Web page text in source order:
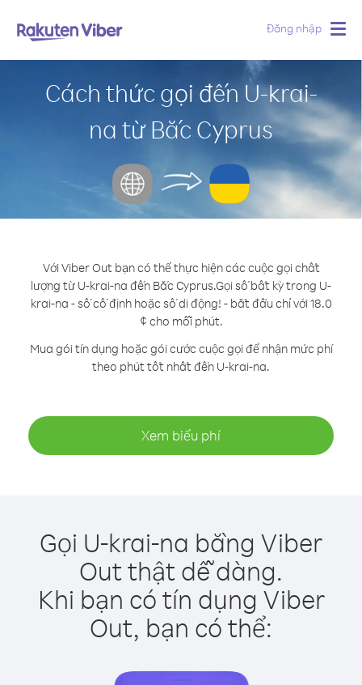
Đăng nhập
Cách thức gọi đến U-krai-
na từ Bắc Cyprus
Với Viber Out bạn có thể thực hiện các cuộc gọi chất
lượng từ U-krai-na đến Bắc Cyprus.Gọi số bất kỳ trong U-
krai-na - số cố định hoặc số di động! - bắt đầu chỉ với 18.0
¢ cho mỗi phút.
Mua gói tín dụng hoặc gói cước cuộc gọi để nhận mức phí
theo phút tốt nhất đến U-krai-na.
Xem biểu phí
Gọi U-krai-na bằng Viber
Out thật dễ dàng.
Khi bạn có tín dụng Viber
Out, bạn có thể: